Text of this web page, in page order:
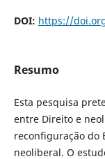
DOI: https://
Resumo
Esta pesquisa
entre Direito e
reconfiguração do
neoliberal. O